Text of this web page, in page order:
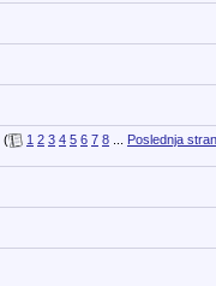
( 1 2 3 4 5 6 7 8... Poslednja